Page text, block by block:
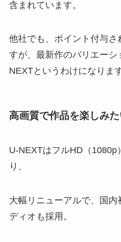
含まれています。
他社でも、ポイント付与さ
すが、最新作のバリエー
NEXTというわけになります
高画質で作品を楽しみ
U-NEXTはフルHD（1080p
り、
大幅リニューアルで、国
ディオも採用。